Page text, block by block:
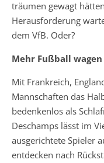
träumen gewagt
Herausforderung
dem VfB. Oder?
Mehr Fußball wagen
Mit Frankreich,
Mannschaften das
bedenkenlos als
Deschamps lässt im
ausgerichtete Spieler
entdecken nach